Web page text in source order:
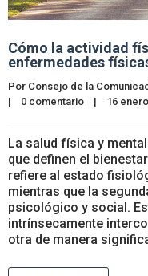
Cómo la actividad
enfermedades
Por Consejo de la
|
0 comentario | 16
La salud física y
que definen el
refiere al estado
mientras que la
psicológico y social.
intrínsecamente
otra de manera